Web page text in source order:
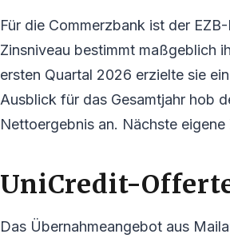
Für die Commerzbank ist der
Zinsniveau bestimmt maßgeblich
ersten Quartal 2026 erzielte sie
Ausblick für das Gesamtjahr hob
Nettoergebnis an. Nächste
UniCredit-
Das Übernahmeangebot aus